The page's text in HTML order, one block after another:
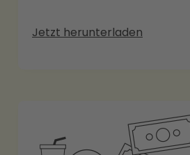
Jetzt herunterladen